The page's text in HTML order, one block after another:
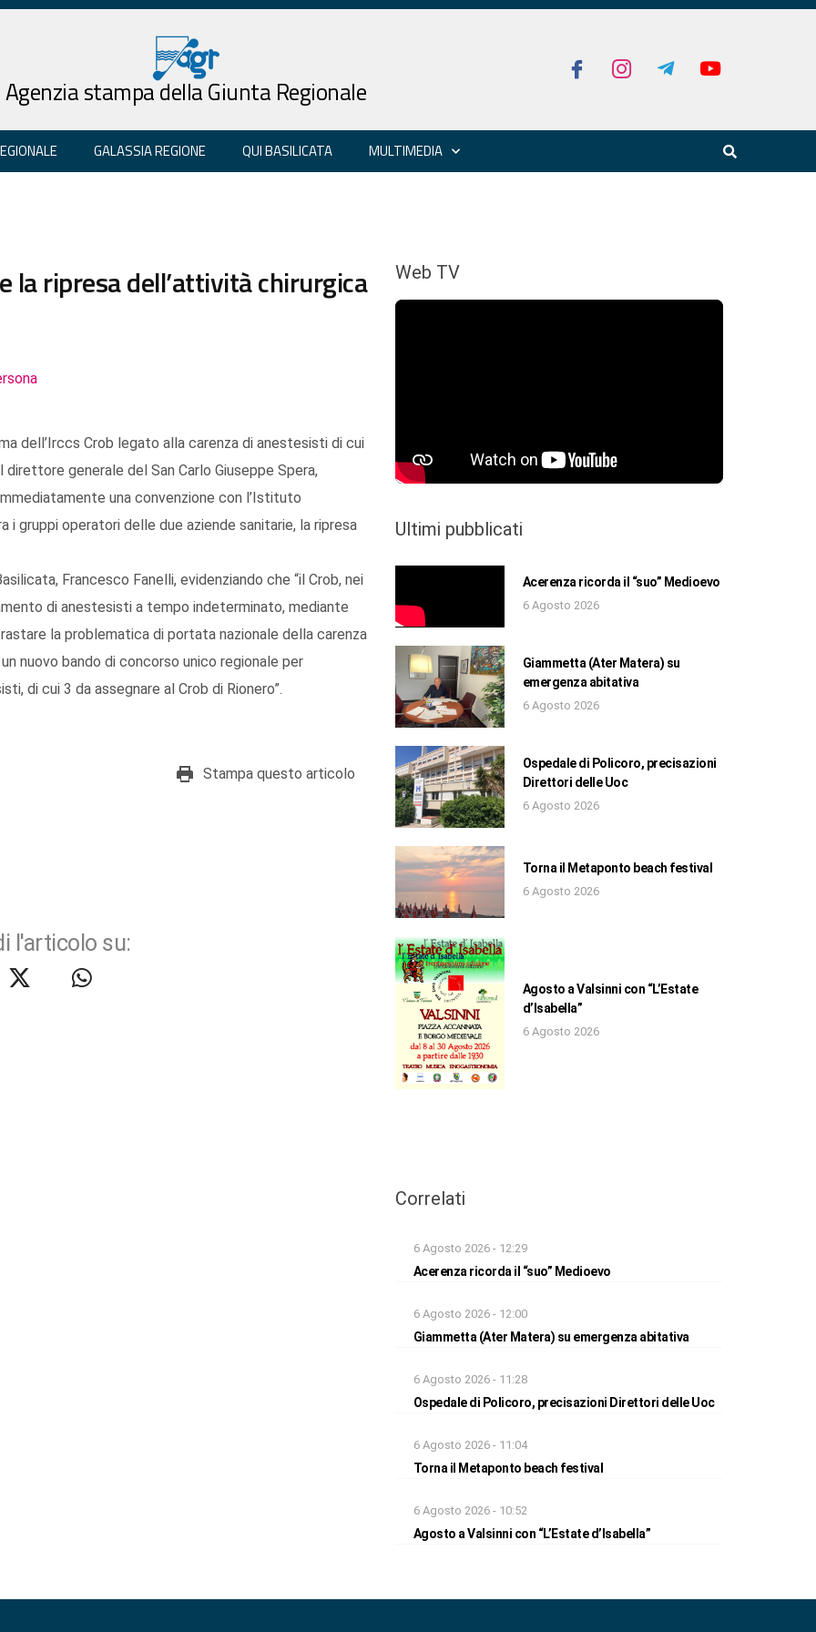
Agenzia stampa della Giunta Regionale
GALASSIA REGIONE QUI BASILICATA MULTIMEDIA
la ripresa dell’attività chirurgica
dell’Irccs Crob legato alla carenza di anestesisti di cui
generale del San Carlo Giuseppe Spera,
una convenzione con l’Istituto
gruppi operatori delle due aziende sanitarie, la ripresa
Francesco Fanelli, evidenziando che “il Crob, nei
di anestesisti a tempo indeterminato, mediante
la problematica di portata nazionale della carenza
nuovo bando di concorso unico regionale per
di cui 3 da assegnare al Crob di Rionero”.
Stampa questo articolo
l'articolo su:
Web TV
Ultimi pubblicati
Acerenza ricorda il “suo” Medioevo
6 Agosto 2026
Giammetta (Ater Matera) su
emergenza abitativa
6 Agosto 2026
Ospedale di Policoro, precisazioni
Direttori delle Uoc
6 Agosto 2026
Torna il Metaponto beach festival
6 Agosto 2026
Agosto a Valsinni con “L’Estate
d’Isabella”
6 Agosto 2026
Correlati
6 Agosto 2026 - 12:29
Acerenza ricorda il “suo” Medioevo
6 Agosto 2026 - 12:00
Giammetta (Ater Matera) su emergenza abitativa
6 Agosto 2026 - 11:28
Ospedale di Policoro, precisazioni Direttori delle Uoc
6 Agosto 2026 - 11:04
Torna il Metaponto beach festival
6 Agosto 2026 - 10:52
Agosto a Valsinni con “L’Estate d’Isabella”